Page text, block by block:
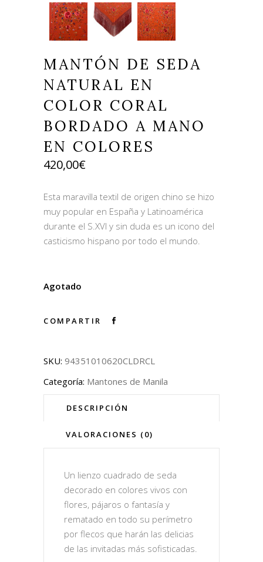
MANTÓN DE SEDA
NATURAL EN
COLOR CORAL
BORDADO A MANO
EN COLORES
420,00€
Esta maravilla textil de origen chino se hizo
muy popular en España y Latinoamérica
durante el S.XVI y sin duda es un icono del
casticismo hispano por todo el mundo.
Agotado
COMPARTIR
SKU: 94351010620CLDRCL
Categoría: Mantones de Manila
DESCRIPCIÓN
VALORACIONES (0)
Un lienzo cuadrado de seda
decorado en colores vivos con
flores, pájaros o fantasía y
rematado en todo su perímetro
por flecos que harán las delicias
de las invitadas más sofisticadas.